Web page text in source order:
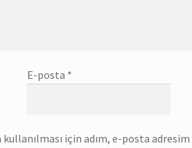
E-posta *
için adım, e-posta adresim